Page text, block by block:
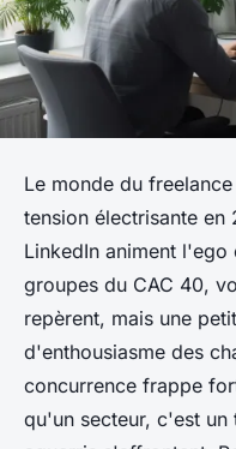
Le monde du
tension électrisante
LinkedIn animent
groupes du CAC 40,
repèrent, mais une
d'enthousiasme des
concurrence frappe
qu'un secteur, c'est